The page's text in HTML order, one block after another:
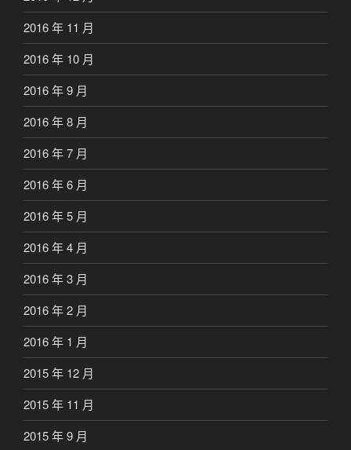
2016 年 11 月
2016 年 10 月
2016 年 9 月
2016 年 8 月
2016 年 7 月
2016 年 6 月
2016 年 5 月
2016 年 4 月
2016 年 3 月
2016 年 2 月
2016 年 1 月
2015 年 12 月
2015 年 11 月
2015 年 9 月